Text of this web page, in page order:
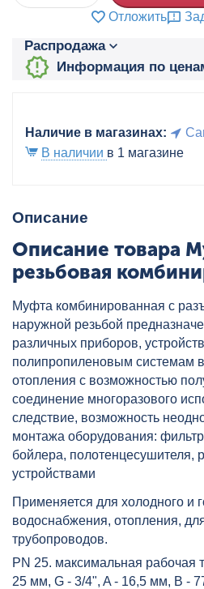
Отложить
Распродажа
Информация по
Наличие в магазинах:
В наличии в 1 магазине
Описание
Описание товара
резьбовая
25x3/4" сер.
3242025
Муфта комбинированная с
наружной резьбой
различных приборов,
полипропиленовым системам
отопления с возможностью
соединение многоразового
следствие, возможность
монтажа оборудования:
бойлера, полотенцесушителя,
устройствами
Применяется для холодного и
водоснабжения, отопления,
трубопроводов.
PN 25. максимальная рабочая
25 мм, G - 3/4", A - 16,5 мм, B -